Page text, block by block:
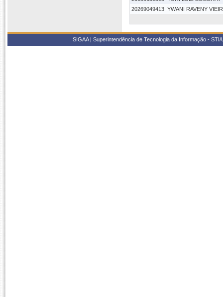
20269049413 YWANI RAVENY
SIGAA | Superintendência de Tecnologia da Informação -